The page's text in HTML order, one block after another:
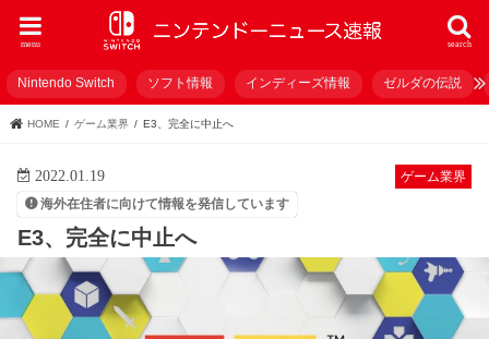
search
menu
Nintendo Switch ソフト情報 インディーズ情報 ゼルダの伝説
HOME ゲーム業界 E3、完全に中止へ
ゲーム業界
2022.01.19
海外在住者に向けて情報を発信しています
E3、完全に中止へ